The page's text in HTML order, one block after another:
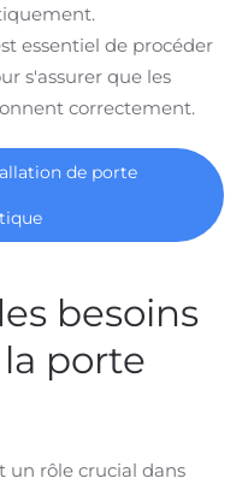
essentiel de procéder
s'assurer que les
correctement.
de porte
besoins
porte
un rôle crucial dans